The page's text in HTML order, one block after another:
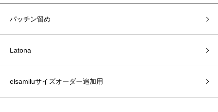
パッチン留め
Latona
elsamiluサイズオーダー追加用